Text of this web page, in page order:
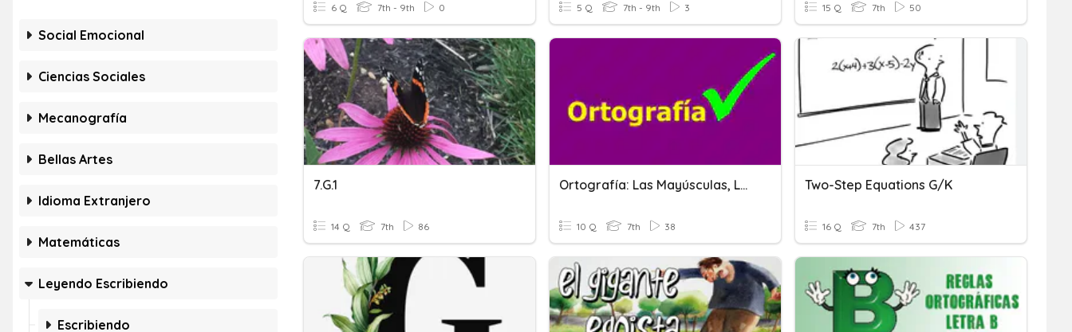
Social Emocional
Ciencias Sociales
Mecanografía
Bellas Artes
Idioma Extranjero
Matemáticas
Leyendo Escribiendo
Escribiendo
6 Q 7th - 9th 0 5 Q 7th - 9th 3 15 Q 7th 50
7.g.1
14 Q 7th 86
Ortografía: Las Mayúsculas, La Letra B Y La Letra V.
10 Q 7th 38
Two-Step Equations G/K
16 Q 7th 437